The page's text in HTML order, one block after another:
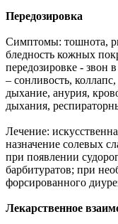
Передозировка
Симптомы: тошнота,
бледность кожных
передозировке - звон
– сонливость,
дыхание, анурия,
дыхания,
Лечение:
назначение солевых
при появлении
барбитуратов; при
форсированного
Лекарственное